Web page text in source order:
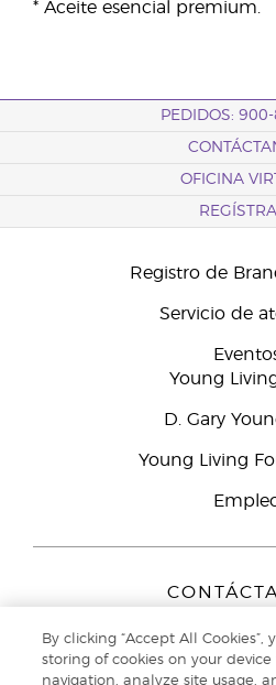
* Aceite esencial premium.
PEDIDOS:
OFICINA
Registro de
Servicio de
Young
D. Gary
Young Living
Peizerweg
9727 AJ
By clicking “Accept All Cookies”,
storing of cookies on your
navigation, analyze site usage,